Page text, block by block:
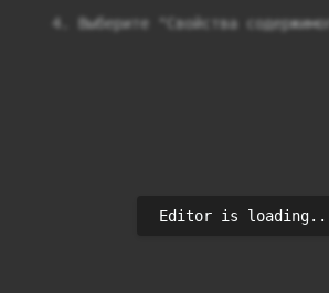
4. Выберите "Свойства
Editor is